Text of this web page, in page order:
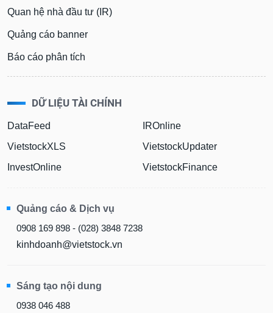
Quan hệ nhà đầu tư (IR)
Quảng cáo banner
Báo cáo phân tích
DỮ LIỆU TÀI CHÍNH
DataFeed
VietstockXLS
InvestOnline
IROnline
VietstockUpdater
VietstockFinance
Quảng cáo & Dịch vụ
0908 169 898 - (028) 3848 7238
kinhdoanh@vietstock.vn
Sáng tạo nội dung
0938 046 488